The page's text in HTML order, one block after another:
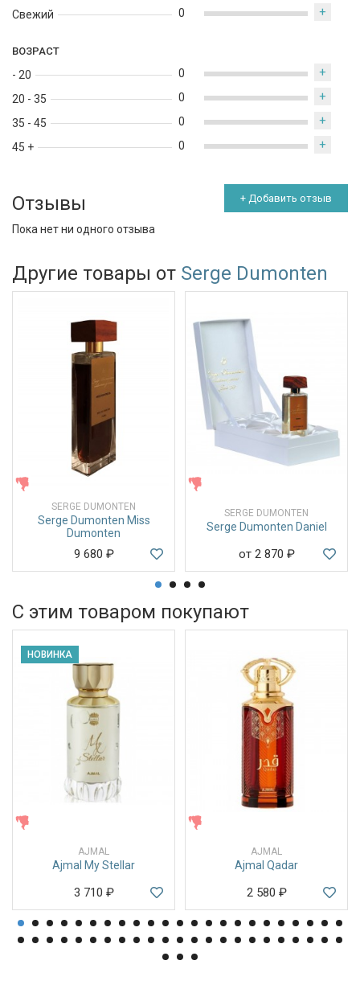
Свежий 0 +
ВОЗРАСТ
- 20
20 - 35
35 - 45
45 +
0 +
0 +
0 +
0 +
Отзывы + Добавить отзыв
Пока нет ни одного отзыва
Другие товары от Serge Dumonten
SERGE DUMONTEN
Serge Dumonten Miss
Dumonten
9 680 ₽
SERGE DUMONTEN
Serge Dumonten Daniel
от 2 870 ₽
С этим товаром покупают
НОВИНКА
AJMAL
Ajmal My Stellar
3 710 ₽
AJMAL
Ajmal Qadar
2 580 ₽